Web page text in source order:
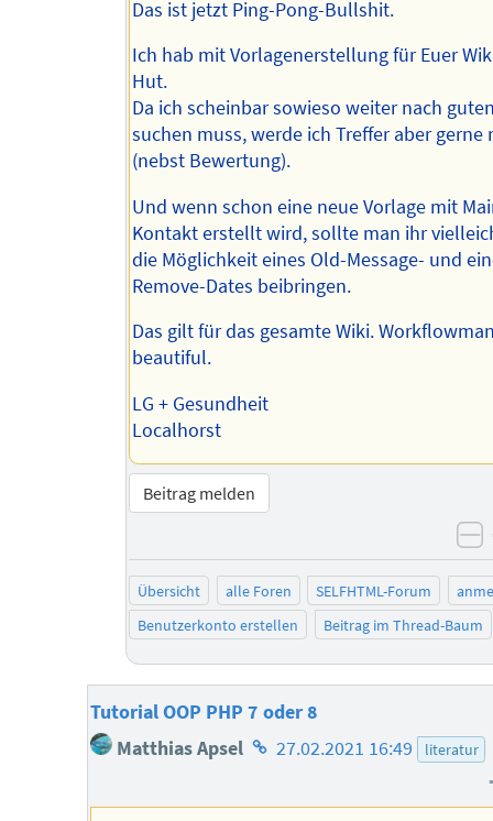
Das ist jetzt Ping-Pong-Bullshit.
Ich hab mit Vorlagenerstellung für Euer
Hut.
Da ich scheinbar sowieso weiter nach
suchen muss, werde ich Treffer aber
(nebst Bewertung).
Und wenn schon eine neue Vorlage mit
Kontakt erstellt wird, sollte man ihr
die Möglichkeit eines Old-Message- und
Remove-Dates beibringen.
Das gilt für das gesamte Wiki.
beautiful.
LG + Gesundheit
Localhorst
Beitrag melden
Übersicht alle Foren SELFHTML-Forum
Benutzerkonto erstellen
Beitrag im Thread-Baum
Tutorial OOP PHP 7 oder 8
Matthias Apsel Homepage
Autors
27.02.2021 16:49 literatur